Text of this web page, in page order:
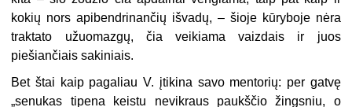
kokių nors apibendrinančių išvadų, – šioje kūryboje nėra
traktato užuomazgų, čia veikiama vaizdais ir juos
piešiančiais sakiniais.
Bet štai kaip pagaliau V. įtikina savo mentorių: per gatvę
„senukas tipena keistu nevikraus paukščio žingsniu, o